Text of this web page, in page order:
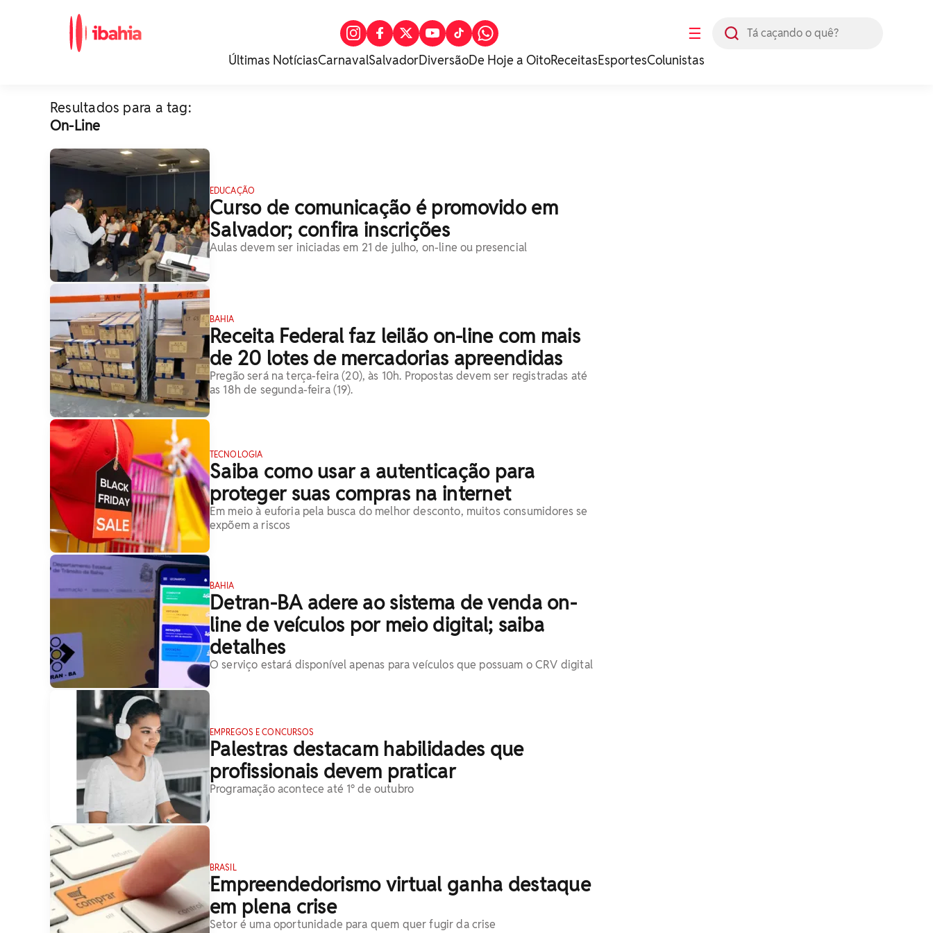
☰
Últimas NotíciasCarnavalSalvadorDiversãoDe Hoje a OitoReceitasEsportesColunistas
Resultados para a tag:
On-Line
EDUCAÇÃO
Curso de comunicação é promovido em
Salvador; confira inscrições
Aulas devem ser iniciadas em 21 de julho, on-line ou presencial
BAHIA
Receita Federal faz leilão on-line com mais
de 20 lotes de mercadorias apreendidas
Pregão será na terça-feira (20), às 10h. Propostas devem ser registradas até
as 18h de segunda-feira (19).
TECNOLOGIA
Saiba como usar a autenticação para
proteger suas compras na internet
Em meio à euforia pela busca do melhor desconto, muitos consumidores se
expõem a riscos
BAHIA
Detran-BA adere ao sistema de venda on-
line de veículos por meio digital; saiba
detalhes
O serviço estará disponível apenas para veículos que possuam o CRV digital
EMPREGOS E CONCURSOS
Palestras destacam habilidades que
profissionais devem praticar
Programação acontece até 1° de outubro
BRASIL
Empreendedorismo virtual ganha destaque
em plena crise
Setor é uma oportunidade para quem quer fugir da crise